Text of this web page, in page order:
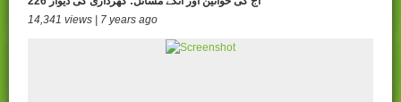
14,341 views | 7 years ago